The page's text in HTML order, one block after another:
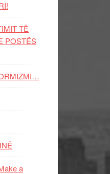
TË
POSTËS
a